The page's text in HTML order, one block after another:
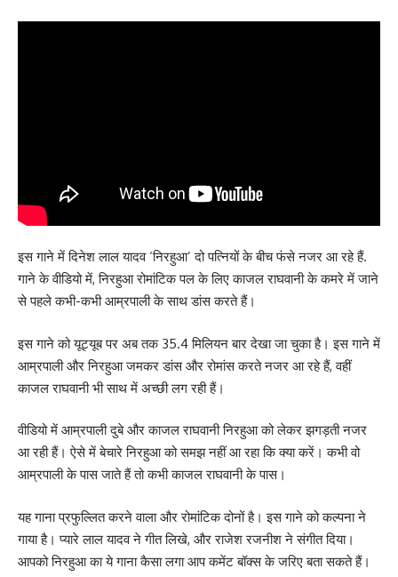
इस गाने में दिनेश लाल यादव ‘निरहुआ’ दो पत्नियों के बीच फंसे नजर आ रहे हैं.
गाने के वीडियो में, निरहुआ रोमांटिक पल के लिए काजल राघवानी के कमरे में जाने
से पहले कभी-कभी आम्रपाली के साथ डांस करते हैं।
इस गाने को यूट्यूब पर अब तक 35.4 मिलियन बार देखा जा चुका है। इस गाने में
आम्रपाली और निरहुआ जमकर डांस और रोमांस करते नजर आ रहे हैं, वहीं
काजल राघवानी भी साथ में अच्छी लग रही हैं।
वीडियो में आम्रपाली दुबे और काजल राघवानी निरहुआ को लेकर झगड़ती नजर
आ रही हैं। ऐसे में बेचारे निरहुआ को समझ नहीं आ रहा कि क्या करें। कभी वो
आम्रपाली के पास जाते हैं तो कभी काजल राघवानी के पास।
यह गाना प्रफुल्लित करने वाला और रोमांटिक दोनों है। इस गाने को कल्पना ने
गाया है। प्यारे लाल यादव ने गीत लिखे, और राजेश रजनीश ने संगीत दिया।
आपको निरहुआ का ये गाना कैसा लगा आप कमेंट बॉक्स के जरिए बता सकते हैं।